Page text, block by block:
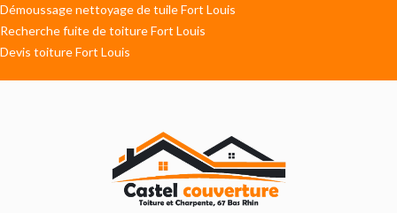
Démoussage nettoyage de tuile Fort Louis
Recherche fuite de toiture Fort Louis
Devis toiture Fort Louis